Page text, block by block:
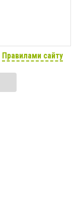
Правилами сайту